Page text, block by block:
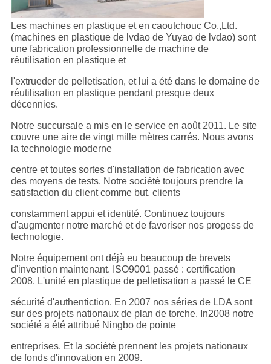
Les machines en plastique et en caoutchouc Co.,Ltd.
(machines en plastique de lvdao de Yuyao de lvdao) sont
une fabrication professionnelle de machine de
réutilisation en plastique et
l'extrueder de pelletisation, et lui a été dans le domaine de
réutilisation en plastique pendant presque deux
décennies.
Notre succursale a mis en le service en août 2011. Le site
couvre une aire de vingt mille mètres carrés. Nous avons
la technologie moderne
centre et toutes sortes d'installation de fabrication avec
des moyens de tests. Notre société toujours prendre la
satisfaction du client comme but, clients
constamment appui et identité. Continuez toujours
d'augmenter notre marché et de favoriser nos progess de
technologie.
Notre équipement ont déjà eu beaucoup de brevets
d'invention maintenant. ISO9001 passé : certification
2008. L'unité en plastique de pelletisation a passé le CE
sécurité d'authentiction. En 2007 nos séries de LDA sont
sur des projets nationaux de plan de torche. In2008 notre
société a été attribué Ningbo de pointe
entreprises. Et la société prennent les projets nationaux
de fonds d'innovation en 2009.